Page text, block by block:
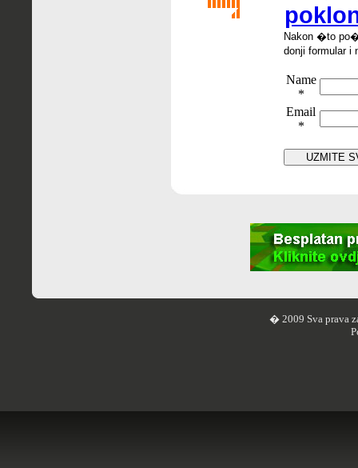
Nakon �to po
donji formular i
Name
*
Email
*
� 2009 Sva prava